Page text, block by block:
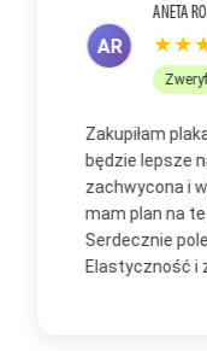
AR
ANETA
Zakupiłam
będzie lepsze
zachwycona i
mam plan na te
Serdecznie
Elastyczność i